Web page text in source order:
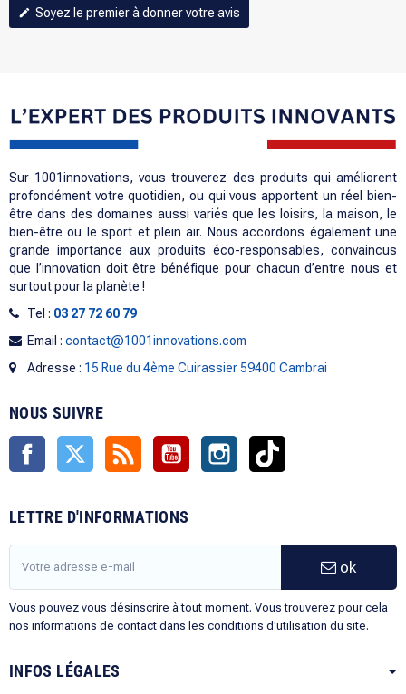
edit Soyez le premier à donner votre avis
Sur 1001innovations, vous trouverez des produits qui améliorent
profondément votre quotidien, ou qui vous apportent un réel bien-
être dans des domaines aussi variés que les loisirs, la maison, le
bien-être ou le sport et plein air. Nous accordons également une
grande importance aux produits éco-responsables, convaincus
que l’innovation doit être bénéfique pour chacun d’entre nous et
surtout pour la planète !
Tel : 03 27 72 60 79
Email : contact@1001innovations.com
Adresse : 15 Rue du 4ème Cuirassier 59400 Cambrai
NOUS SUIVRE
Facebook Twitter Rss YouTube Instagram
LETTRE D'INFORMATIONS
ok
Vous pouvez vous désinscrire à tout moment. Vous trouverez pour cela
nos informations de contact dans les conditions d'utilisation du site.
INFOS LÉGALES